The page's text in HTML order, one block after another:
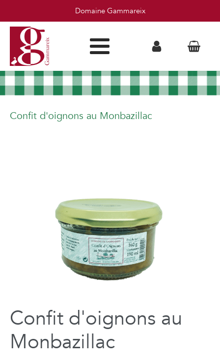
Domaine Gammareix
Confit d'oignons au Monbazillac
Confit d'oignons au
Monbazillac